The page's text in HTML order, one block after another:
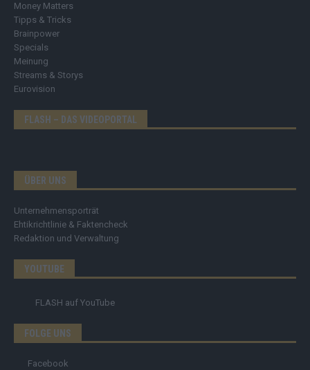
Money Matters
Tipps & Tricks
Brainpower
Specials
Meinung
Streams & Storys
Eurovision
FLASH – DAS VIDEOPORTAL
ÜBER UNS
Unternehmensporträt
Ehtikrichtlinie & Faktencheck
Redaktion und Verwaltung
YOUTUBE
FLASH auf YouTube
FOLGE UNS
Facebook